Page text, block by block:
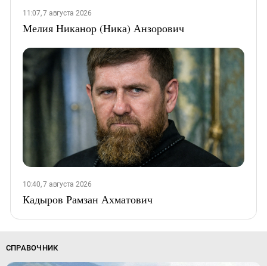
11:07, 7 августа 2026
Мелия Никанор (Ника) Анзорович
10:40, 7 августа 2026
Кадыров Рамзан Ахматович
СПРАВОЧНИК